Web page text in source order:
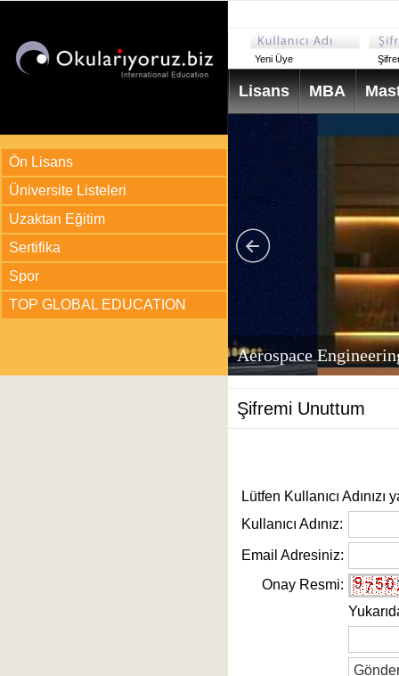
Ön Lisans
Üniversite Listeleri
Uzaktan Eğitim
Sertifika
Spor
TOP GLOBAL EDUCATION
Yeni Üye
Lisans MBA
Aerospace
Şifremi Unuttum
Lütfen Kullanıcı
Kullanıcı Adınız:
Email Adresiniz:
Onay Resmi: